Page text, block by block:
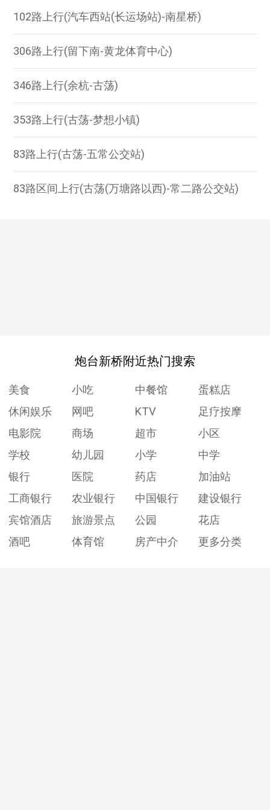
102路上行(汽车西站(长运场站)-南星桥)
306路上行(留下南-黄龙体育中心)
346路上行(余杭-古荡)
353路上行(古荡-梦想小镇)
83路上行(古荡-五常公交站)
83路区间上行(古荡(万塘路以西)-常二路公交站)
炮台新桥附近热门搜索
美食 小吃 中餐馆
蛋糕店
休闲娱乐
网吧 KTV
足疗按摩
电影院
商场 超市
小区
学校
幼儿园 小学
中学
银行
医院 药店
加油站
工商银行
农业银行 中国银行
建设银行
宾馆酒店
旅游景点 公园
花店
酒吧
体育馆 房产中介 更多分类